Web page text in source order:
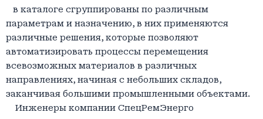
в каталоге сгруппированы по различным
параметрам и назначению, в них применяются
различные решения, которые позволяют
автоматизировать процессы перемещения
всевозможных материалов в различных
направлениях, начиная с небольших складов,
заканчивая большими промышленными объектами.
Инженеры компании СпецРемЭнерго